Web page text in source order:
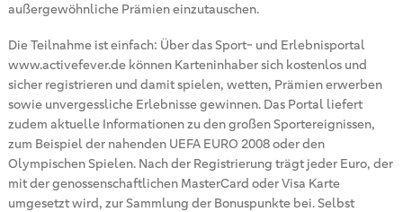
außergewöhnliche Prämien einzutauschen.
Die Teilnahme ist einfach: Über das Sport- und Erlebnisportal
www.activefever.de können Karteninhaber sich kostenlos und
sicher registrieren und damit spielen, wetten, Prämien erwerben
sowie unvergessliche Erlebnisse gewinnen. Das Portal liefert
zudem aktuelle Informationen zu den großen Sportereignissen,
zum Beispiel der nahenden UEFA EURO 2008 oder den
Olympischen Spielen. Nach der Registrierung trägt jeder Euro, der
mit der genossenschaftlichen MasterCard oder Visa Karte
umgesetzt wird, zur Sammlung der Bonuspunkte bei. Selbst